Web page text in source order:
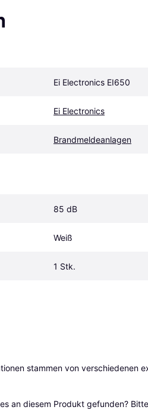
Ei Electronics EI650
Ei Electronics
Brandmeldeanlagen
85 dB
Weiß
1 Stk.
stammen von verschiedenen
an diesem Produkt gefunden? Bitte